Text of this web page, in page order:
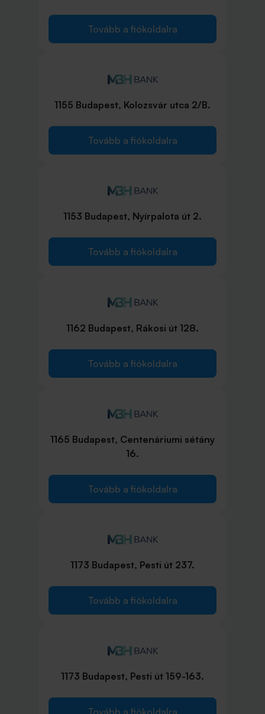
Tovább a fiókoldalra
1155 Budapest, Kolozsvár utca 2/B.
Tovább a fiókoldalra
1153 Budapest, Nyírpalota út 2.
Tovább a fiókoldalra
1162 Budapest, Rákosi út 128.
Tovább a fiókoldalra
1165 Budapest, Centenáriumi sétány
16.
Tovább a fiókoldalra
1173 Budapest, Pesti út 237.
Tovább a fiókoldalra
1173 Budapest, Pesti út 159-163.